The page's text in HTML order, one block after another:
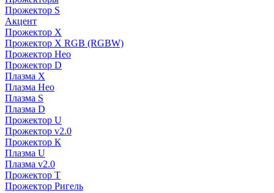
Прожектор S
Акцент
Прожектор X
Прожектор Х RGB (RGBW)
Прожектор Нео
Прожектор D
Плазма X
Плазма Нео
Плазма S
Плазма D
Прожектор U
Прожектор v2.0
Прожектор К
Плазма U
Плазма v2.0
Прожектор Т
Прожектор Ригель